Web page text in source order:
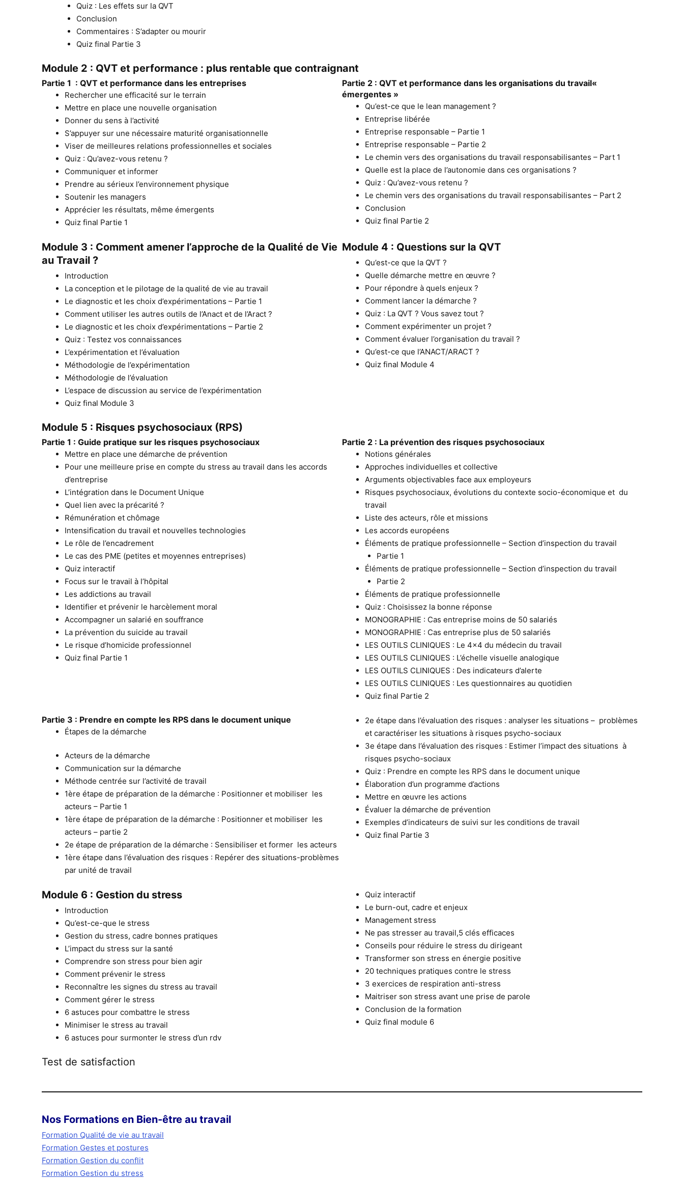
Quiz : Les effets sur la QVT
Conclusion
Commentaires : S’adapter ou mourir
Quiz final Partie 3
Module 2 : QVT et performance : plus rentable que contraignant
Partie 1 : QVT et performance dans les entreprises
Rechercher une efficacité sur le terrain
Mettre en place une nouvelle organisation
Donner du sens à l’activité
S’appuyer sur une nécessaire maturité organisationnelle
Viser de meilleures relations professionnelles et sociales
Quiz : Qu’avez-vous retenu ?
Communiquer et informer
Prendre au sérieux l’environnement physique
Soutenir les managers
Apprécier les résultats, même émergents
Quiz final Partie 1
Partie 2 : QVT et performance dans les organisations du travail«
émergentes »
Qu’est-ce que le lean management ?
Entreprise libérée
Entreprise responsable – Partie 1
Entreprise responsable – Partie 2
Le chemin vers des organisations du travail responsabilisantes – Part 1
Quelle est la place de l’autonomie dans ces organisations ?
Quiz : Qu’avez-vous retenu ?
Le chemin vers des organisations du travail responsabilisantes – Part 2
Conclusion
Quiz final Partie 2
Module 3 : Comment amener l’approche de la Qualité de Vie
au Travail ?
Introduction
La conception et le pilotage de la qualité de vie au travail
Le diagnostic et les choix d’expérimentations – Partie 1
Comment utiliser les autres outils de l’Anact et de l’Aract ?
Le diagnostic et les choix d’expérimentations – Partie 2
Quiz : Testez vos connaissances
L’expérimentation et l’évaluation
Méthodologie de l’expérimentation
Méthodologie de l’évaluation
L’espace de discussion au service de l’expérimentation
Quiz final Module 3
Module 4 : Questions sur la QVT
Qu’est-ce que la QVT ?
Quelle démarche mettre en œuvre ?
Pour répondre à quels enjeux ?
Comment lancer la démarche ?
Quiz : La QVT ? Vous savez tout ?
Comment expérimenter un projet ?
Comment évaluer l’organisation du travail ?
Qu’est-ce que l’ANACT/ARACT ?
Quiz final Module 4
Module 5 : Risques psychosociaux (RPS)
Partie 1 : Guide pratique sur les risques psychosociaux
Mettre en place une démarche de prévention
Pour une meilleure prise en compte du stress au travail dans les accords
d’entreprise
L’intégration dans le Document Unique
Quel lien avec la précarité ?
Rémunération et chômage
Intensification du travail et nouvelles technologies
Le rôle de l’encadrement
Le cas des PME (petites et moyennes entreprises)
Quiz interactif
Focus sur le travail à l’hôpital
Les addictions au travail
Identifier et prévenir le harcèlement moral
Accompagner un salarié en souffrance
La prévention du suicide au travail
Le risque d’homicide professionnel
Quiz final Partie 1
Partie 2 : La prévention des risques psychosociaux
Notions générales
Approches individuelles et collective
Arguments objectivables face aux employeurs
Risques psychosociaux, évolutions du contexte socio-économique et du
travail
Liste des acteurs, rôle et missions
Les accords européens
Éléments de pratique professionnelle – Section d’inspection du travail
Partie 1
Éléments de pratique professionnelle – Section d’inspection du travail
Partie 2
Éléments de pratique professionnelle
Quiz : Choisissez la bonne réponse
MONOGRAPHIE : Cas entreprise moins de 50 salariés
MONOGRAPHIE : Cas entreprise plus de 50 salariés
LES OUTILS CLINIQUES : Le 4×4 du médecin du travail
LES OUTILS CLINIQUES : L’échelle visuelle analogique
LES OUTILS CLINIQUES : Des indicateurs d’alerte
LES OUTILS CLINIQUES : Les questionnaires au quotidien
Quiz final Partie 2
Partie 3 : Prendre en compte les RPS dans le document unique
Étapes de la démarche
Acteurs de la démarche
Communication sur la démarche
Méthode centrée sur l’activité de travail
1ère étape de préparation de la démarche : Positionner et mobiliser les
acteurs – Partie 1
1ère étape de préparation de la démarche : Positionner et mobiliser les
acteurs – partie 2
2e étape de préparation de la démarche : Sensibiliser et former les acteurs
1ère étape dans l’évaluation des risques : Repérer des situations-problèmes
par unité de travail
2e étape dans l’évaluation des risques : analyser les situations – problèmes
et caractériser les situations à risques psycho-sociaux
3e étape dans l’évaluation des risques : Estimer l’impact des situations à
risques psycho-sociaux
Quiz : Prendre en compte les RPS dans le document unique
Élaboration d’un programme d’actions
Mettre en œuvre les actions
Évaluer la démarche de prévention
Exemples d’indicateurs de suivi sur les conditions de travail
Quiz final Partie 3
Module 6 : Gestion du stress
Introduction
Qu’est-ce-que le stress
Gestion du stress, cadre bonnes pratiques
L’impact du stress sur la santé
Comprendre son stress pour bien agir
Comment prévenir le stress
Reconnaître les signes du stress au travail
Comment gérer le stress
6 astuces pour combattre le stress
Minimiser le stress au travail
6 astuces pour surmonter le stress d’un rdv
Test de satisfaction
Quiz interactif
Le burn-out, cadre et enjeux
Management stress
Ne pas stresser au travail,5 clés efficaces
Conseils pour réduire le stress du dirigeant
Transformer son stress en énergie positive
20 techniques pratiques contre le stress
3 exercices de respiration anti-stress
Maitriser son stress avant une prise de parole
Conclusion de la formation
Quiz final module 6
Nos Formations en Bien-être au travail
Formation Qualité de vie au travail
Formation Gestes et postures
Formation Gestion du conflit
Formation Gestion du stress